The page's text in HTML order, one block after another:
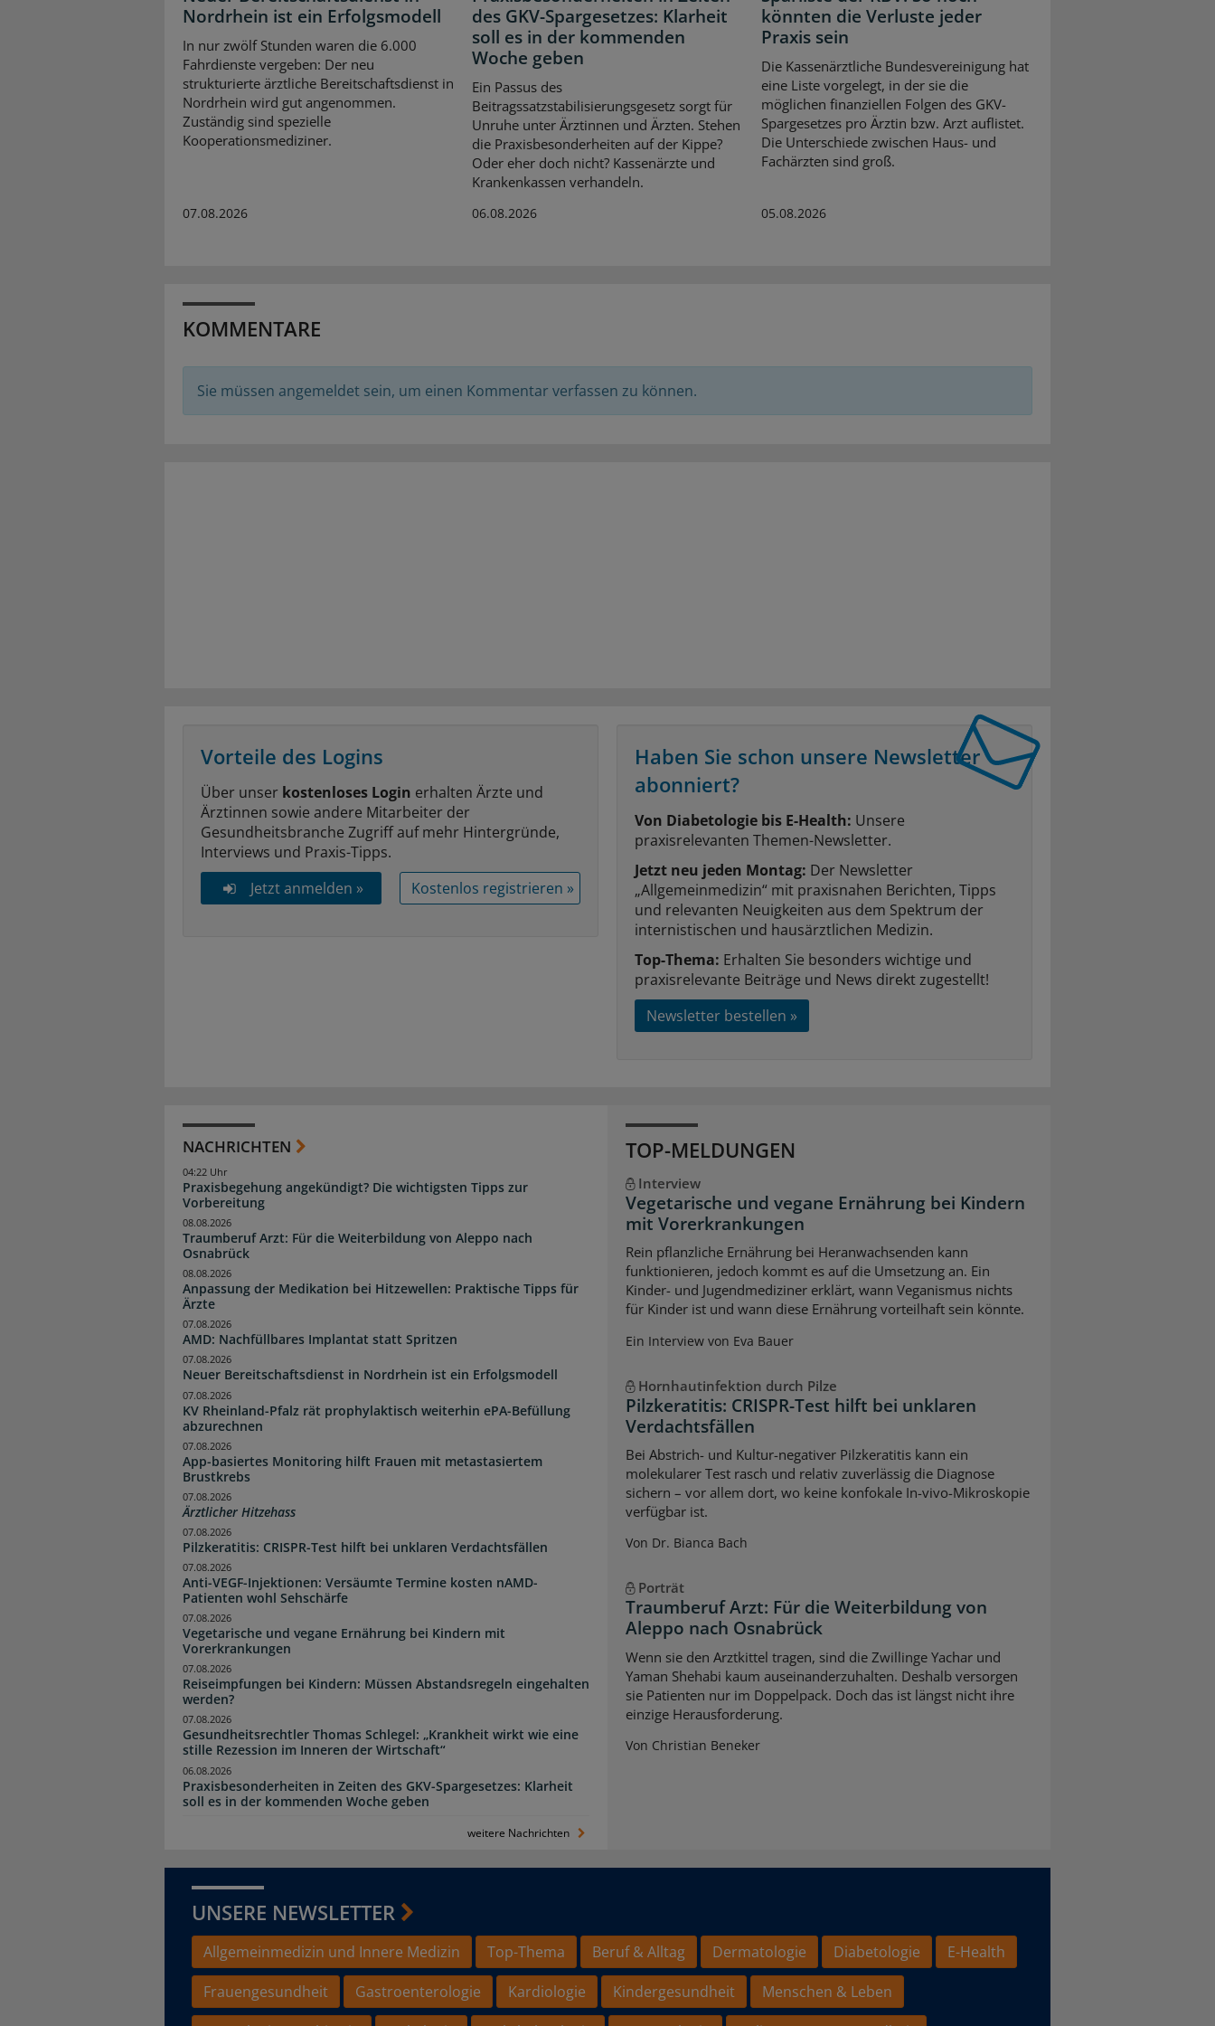
Nordrhein ist ein Erfolgsmodell
In nur zwölf Stunden waren die 6.000
Fahrdienste vergeben: Der neu
strukturierte ärztliche Bereitschaftsdienst in
Nordrhein wird gut angenommen.
Zuständig sind spezielle
Kooperationsmediziner.
07.08.2026
des GKV-Spargesetzes: Klarheit
soll es in der kommenden
Woche geben
Ein Passus des
Beitragssatzstabilisierungsgesetz sorgt für
Unruhe unter Ärztinnen und Ärzten. Stehen
die Praxisbesonderheiten auf der Kippe?
Oder eher doch nicht? Kassenärzte und
Krankenkassen verhandeln.
06.08.2026
könnten die Verluste jeder
Praxis sein
Die Kassenärztliche Bundesvereinigung hat
eine Liste vorgelegt, in der sie die
möglichen finanziellen Folgen des GKV-
Spargesetzes pro Ärztin bzw. Arzt auflistet.
Die Unterschiede zwischen Haus- und
Fachärzten sind groß.
05.08.2026
KOMMENTARE
Sie müssen angemeldet sein, um einen Kommentar verfassen zu können.
Vorteile des Logins
Über unser kostenloses Login erhalten Ärzte und
Ärztinnen sowie andere Mitarbeiter der
Gesundheitsbranche Zugriff auf mehr Hintergründe,
Interviews und Praxis-Tipps.
Jetzt anmelden »
Kostenlos registrieren »
Haben Sie schon unsere Newsletter
abonniert?
Von Diabetologie bis E-Health: Unsere
praxisrelevanten Themen-Newsletter.
Jetzt neu jeden Montag: Der Newsletter
„Allgemeinmedizin“ mit praxisnahen Berichten, Tipps
und relevanten Neuigkeiten aus dem Spektrum der
internistischen und hausärztlichen Medizin.
Top-Thema: Erhalten Sie besonders wichtige und
praxisrelevante Beiträge und News direkt zugestellt!
Newsletter bestellen »
NACHRICHTEN
Praxisbegehung angekündigt? Die wichtigsten Tipps zur
Vorbereitung
04:22 Uhr
Traumberuf Arzt: Für die Weiterbildung von Aleppo nach
Osnabrück
08.08.2026
Anpassung der Medikation bei Hitzewellen: Praktische Tipps für
Ärzte
08.08.2026
AMD: Nachfüllbares Implantat statt Spritzen
07.08.2026
Neuer Bereitschaftsdienst in Nordrhein ist ein Erfolgsmodell
07.08.2026
KV Rheinland-Pfalz rät prophylaktisch weiterhin ePA-Befüllung
abzurechnen
07.08.2026
App-basiertes Monitoring hilft Frauen mit metastasiertem
Brustkrebs
07.08.2026
Ärztlicher Hitzehass
07.08.2026
Pilzkeratitis: CRISPR-Test hilft bei unklaren Verdachtsfällen
07.08.2026
Anti-VEGF-Injektionen: Versäumte Termine kosten nAMD-
Patienten wohl Sehschärfe
07.08.2026
Vegetarische und vegane Ernährung bei Kindern mit
Vorerkrankungen
07.08.2026
Reiseimpfungen bei Kindern: Müssen Abstandsregeln eingehalten
werden?
07.08.2026
Gesundheitsrechtler Thomas Schlegel: „Krankheit wirkt wie eine
stille Rezession im Inneren der Wirtschaft“
07.08.2026
Praxisbesonderheiten in Zeiten des GKV-Spargesetzes: Klarheit
soll es in der kommenden Woche geben
06.08.2026
weitere Nachrichten
TOP-MELDUNGEN
Interview
Vegetarische und vegane Ernährung bei Kindern
mit Vorerkrankungen
Rein pflanzliche Ernährung bei Heranwachsenden kann
funktionieren, jedoch kommt es auf die Umsetzung an. Ein
Kinder- und Jugendmediziner erklärt, wann Veganismus nichts
für Kinder ist und wann diese Ernährung vorteilhaft sein könnte.
Ein Interview von Eva Bauer
Hornhautinfektion durch Pilze
Pilzkeratitis: CRISPR-Test hilft bei unklaren
Verdachtsfällen
Bei Abstrich- und Kultur-negativer Pilzkeratitis kann ein
molekularer Test rasch und relativ zuverlässig die Diagnose
sichern – vor allem dort, wo keine konfokale In-vivo-Mikroskopie
verfügbar ist.
Von Dr. Bianca Bach
Porträt
Traumberuf Arzt: Für die Weiterbildung von
Aleppo nach Osnabrück
Wenn sie den Arztkittel tragen, sind die Zwillinge Yachar und
Yaman Shehabi kaum auseinanderzuhalten. Deshalb versorgen
sie Patienten nur im Doppelpack. Doch das ist längst nicht ihre
einzige Herausforderung.
Von Christian Beneker
UNSERE NEWSLETTER
Allgemeinmedizin und Innere Medizin Top-Thema Beruf & Alltag Dermatologie Diabetologie
E-Health
Frauengesundheit
Gastroenterologie Kardiologie Kindergesundheit
Menschen & Leben